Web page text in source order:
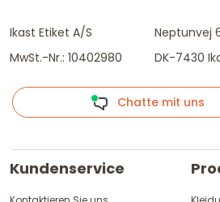
Ikast Etiket A/S
MwSt.-Nr.: 10402980
Neptunvej
DK-7430
Chatte mit uns
Kundenservice